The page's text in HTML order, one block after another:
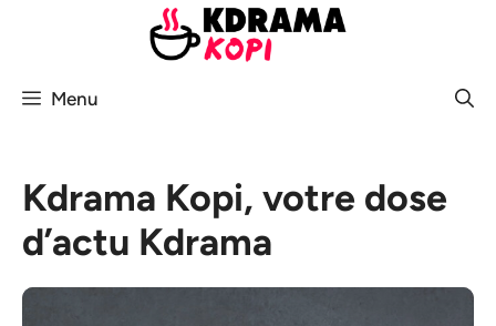
Menu
Kdrama Kopi, votre dose
d’actu Kdrama